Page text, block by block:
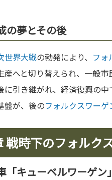
の夢とその後
世界大戦の勃発により、 フォ
産へと切り替えられ、一般
に引き継がれ、経済復興の
盤が、後のフォルクスワーゲ
戦時下のフォルク
「キューベルワーゲン